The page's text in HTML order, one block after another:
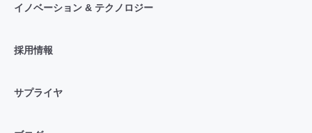
イノベーション & テクノロジー
採用情報
サプライヤ